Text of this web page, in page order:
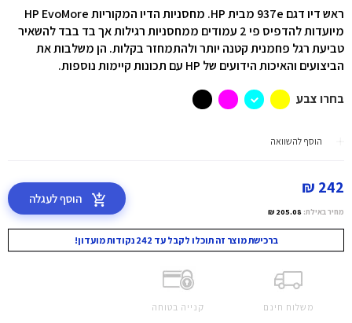
ראש דיו דגם 937e מבית HP. מחסניות הדיו המקוריות HP EvoMore
מיועדות להדפיס פי 2 עמודים ממחסניות
רגילותאך בד בבד להשאיר
טביעת רגל פחמנית קטנה יותרולהתמחזרבקלות. הן משלבות את
הביצועים והאיכות הידועים של HP עם תכונות קיימות נוספות.
בחרו צבע
הוסף להשוואה
242 ₪
מחיר באילת: 205.08 ₪
הוסף לעגלה
ברכישת מוצר זה תוכלו לקבל עד 242 נקודות מועדון!
משלוח חינם קנייה בטוחה